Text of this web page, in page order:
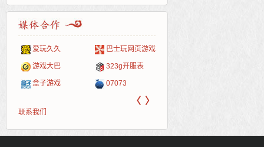
爱玩久久 巴士玩网页游戏
游戏大巴 323g开服表
盒子游戏 07073
〈 〉
联系我们